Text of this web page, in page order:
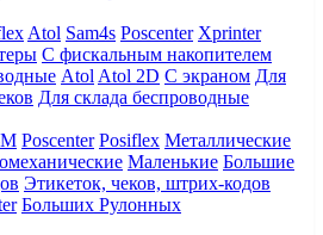
Atol Sam4s Poscenter Xprinter
С фискальным накопителем
Atol Atol 2D С экраном Для
Для склада беспроводные
М Poscenter Posiflex Металлические
Маленькие Большие
Этикеток, чеков, штрих-кодов
Больших Рулонных